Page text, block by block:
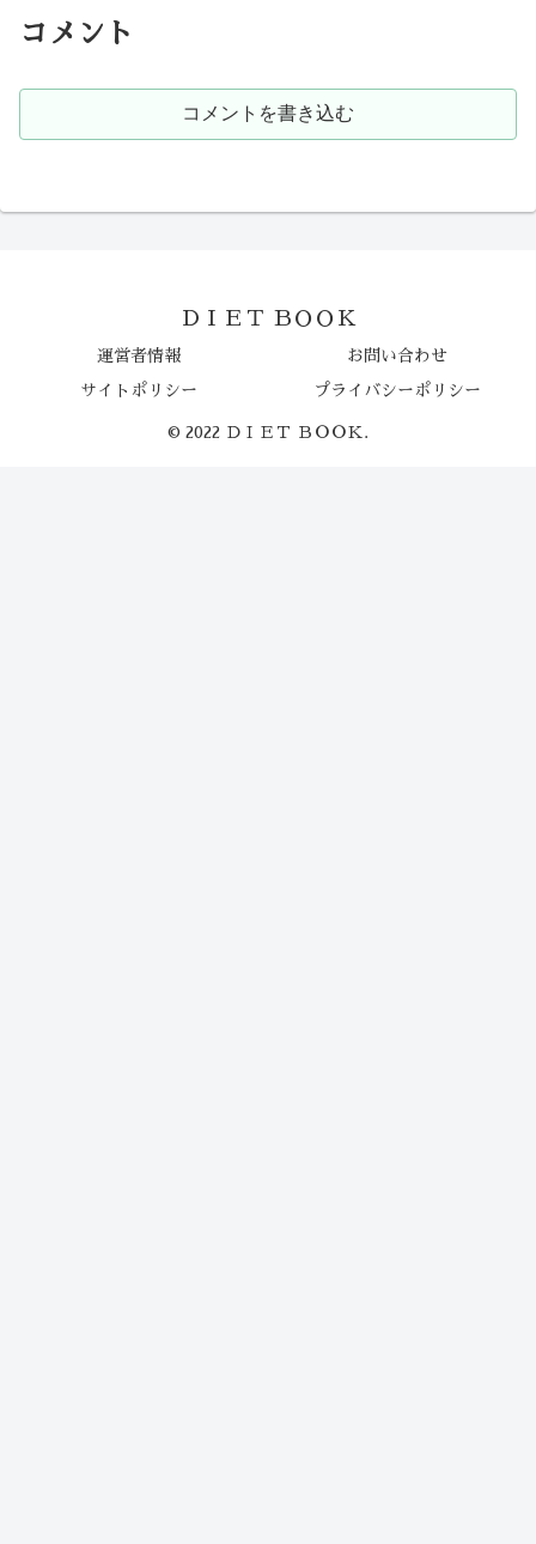
コメント
コメントを書き込む
ＤＩＥＴ ＢＯＯＫ
運営者情報 お問い合わせ
サイトポリシー プライバシーポリシー
© 2022 ＤＩＥＴ ＢＯＯＫ.